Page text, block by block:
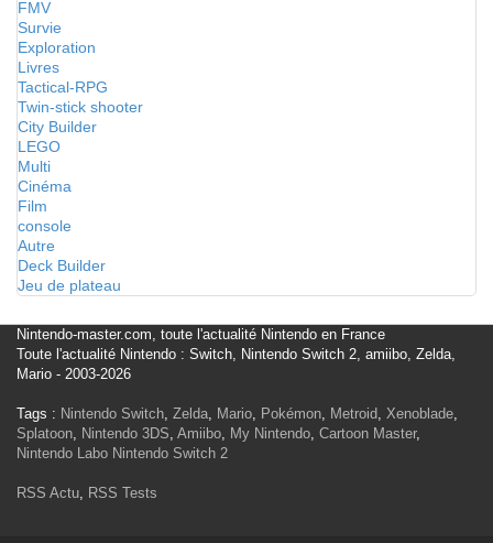
FMV
Survie
Exploration
Livres
Tactical-RPG
Twin-stick shooter
City Builder
LEGO
Multi
Cinéma
Film
console
Autre
Deck Builder
Jeu de plateau
Nintendo-master.com, toute l'actualité Nintendo en France
Toute l'actualité Nintendo : Switch, Nintendo Switch 2, amiibo, Zelda,
Mario - 2003-2026
Tags : Nintendo Switch, Zelda, Mario, Pokémon, Metroid, Xenoblade,
Splatoon, Nintendo 3DS, Amiibo, My Nintendo, Cartoon Master,
Nintendo Labo Nintendo Switch 2
RSS Actu, RSS Tests